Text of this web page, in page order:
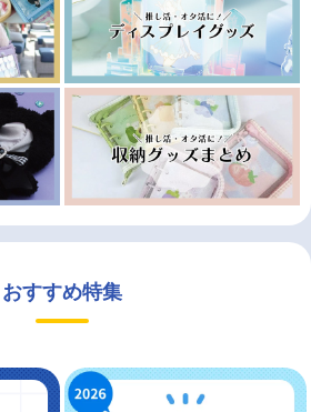
おすすめ特集